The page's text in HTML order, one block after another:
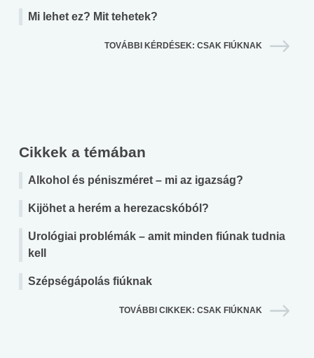
Mi lehet ez? Mit tehetek?
TOVÁBBI KÉRDÉSEK: CSAK FIÚKNAK
Cikkek a témában
Alkohol és péniszméret – mi az igazság?
Kijöhet a herém a herezacskóból?
Urológiai problémák – amit minden fiúnak tudnia
kell
Szépségápolás fiúknak
TOVÁBBI CIKKEK: CSAK FIÚKNAK